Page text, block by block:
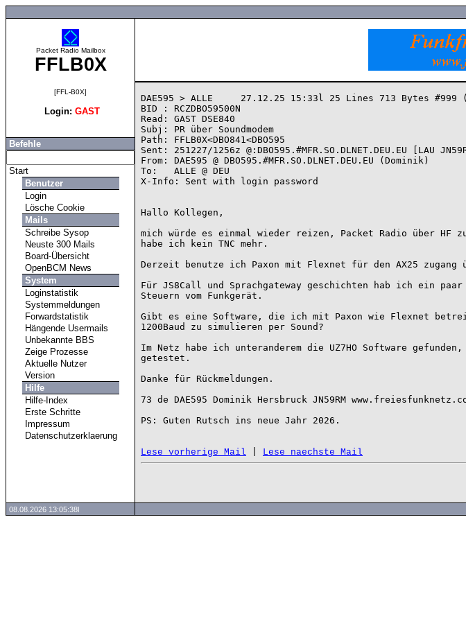
Packet Radio Mailbox
FFLB0X
[FFL-B0X]
Login: GAST
Befehle
Start
Benutzer
Login
Lösche Cookie
Mails
Schreibe Sysop
Neuste 300 Mails
Board-Übersicht
OpenBCM News
System
Loginstatistik
Systemmeldungen
Forwardstatistik
Hängende Usermails
Unbekannte BBS
Zeige Prozesse
Aktuelle Nutzer
Version
Hilfe
Hilfe-Index
Erste Schritte
Impressum
Datenschutzerklaerung
DAE595 > ALLE     27.12.25 15:33l 25 Lines 713 Bytes #999
BID : RCZDBO59500N
Read: GAST DSE840
Subj: PR über Soundmodem
Path: FFLB0X<DBO841<DBO595
Sent: 251227/1256z @:DBO595.#MFR.SO.DLNET.DEU.EU [LAU
From: DAE595 @ DBO595.#MFR.SO.DLNET.DEU.EU (Dominik)
To:   ALLE @ DEU
X-Info: Sent with login password
Hallo Kollegen,
mich würde es einmal wieder reizen, Packet Radio über HF
habe ich kein TNC mehr.
Derzeit benutze ich Paxon mit Flexnet für den AX25 zugang
Für JS8Call und Sprachgateway geschichten hab ich ein paar
Steuern vom Funkgerät.
Gibt es eine Software, die ich mit Paxon wie Flexnet
1200Baud zu simulieren per Sound?
Im Netz habe ich unteranderem die UZ7HO Software
getestet.
Danke für Rückmeldungen.
73 de DAE595 Dominik Hersbruck JN59RM
PS: Guten Rutsch ins neue Jahr 2026.
Lese vorherige Mail Lese naechste Mail
08.08.2026 13:05:38l